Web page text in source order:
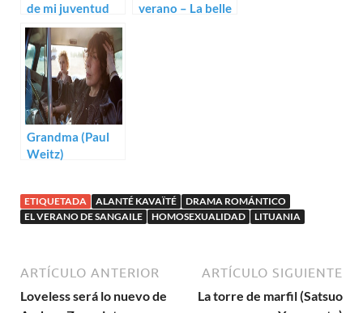
de mi juventud
(Arnaud
Desplechin)
verano – La belle
Grandma (Paul
Weitz)
ETIQUETADA ALANTÉ KAVAÏTÉ
DRAMA ROMÁNTICO
EL VERANO DE SANGAILE
HOMOSEXUALIDAD LITUANIA
ARTÍCULO ANTERIOR
Loveless será lo nuevo de
ARTÍCULO SIGUIENTE
La torre de marfil (Satsuo